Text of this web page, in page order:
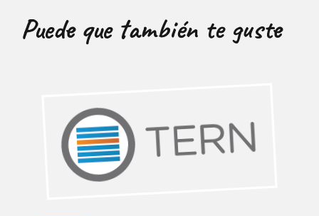
Puede que también te guste